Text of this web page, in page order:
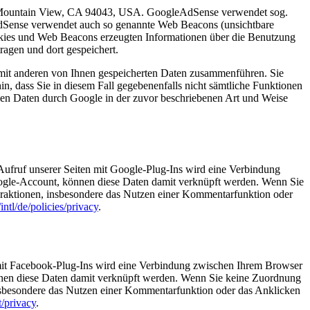
View, CA 94043, USA. GoogleAdSense verwendet sog.
verwendet auch so genannte Web Beacons (unsichtbare
und Web Beacons erzeugten Informationen über die Benutzung
und dort gespeichert.
anderen von Ihnen gespeicherten Daten zusammenführen. Sie
dass Sie in diesem Fall gegebenenfalls nicht sämtliche Funktionen
Daten durch Google in der zuvor beschriebenen Art und Weise
unserer Seiten mit Google-Plug-Ins wird eine Verbindung
Account, können diese Daten damit verknüpft werden. Wenn Sie
insbesondere das Nutzen einer Kommentarfunktion oder
de/policies/privacy.
Facebook-Plug-Ins wird eine Verbindung zwischen Ihrem Browser
diese Daten damit verknüpft werden. Wenn Sie keine Zuordnung
das Nutzen einer Kommentarfunktion oder das Anklicken
privacy.